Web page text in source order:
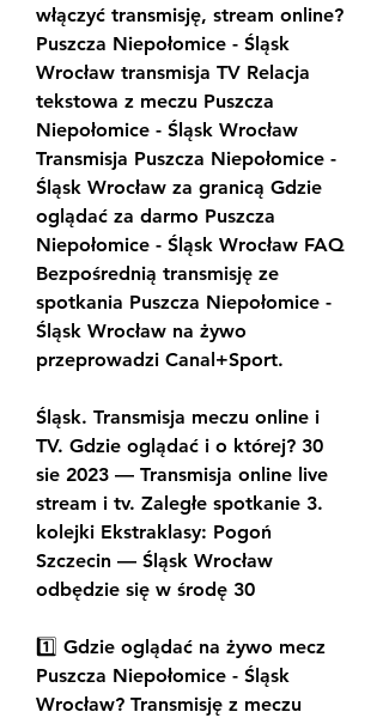
włączyć transmisję, stream online?
Puszcza Niepołomice - Śląsk
Wrocław transmisja TV Relacja
tekstowa z meczu Puszcza
Niepołomice - Śląsk Wrocław
Transmisja Puszcza Niepołomice -
Śląsk Wrocław za granicą Gdzie
oglądać za darmo Puszcza
Niepołomice - Śląsk Wrocław FAQ
Bezpośrednią transmisję ze
spotkania Puszcza Niepołomice -
Śląsk Wrocław na żywo
przeprowadzi Canal+Sport.
Śląsk. Transmisja meczu online i
TV. Gdzie oglądać i o której? 30
sie 2023 — Transmisja online live
stream i tv. Zaległe spotkanie 3.
kolejki Ekstraklasy: Pogoń
Szczecin — Śląsk Wrocław
odbędzie się w środę 30
1️⃣ Gdzie oglądać na żywo mecz
Puszcza Niepołomice - Śląsk
Wrocław? Transmisję z meczu